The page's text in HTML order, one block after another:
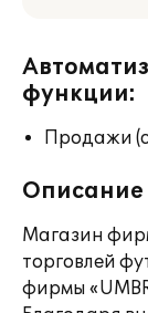
функции:
Продажи
Описание
Магазин
торговлей
фирмы